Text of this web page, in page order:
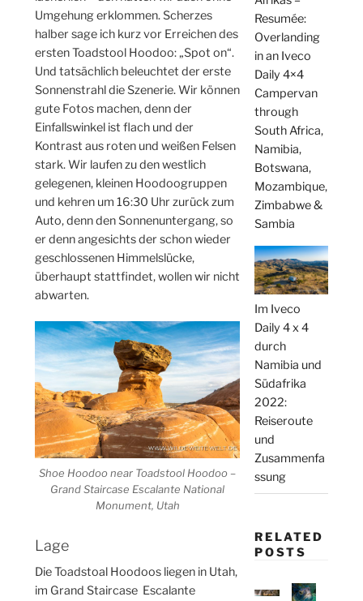
Umgehung erklommen. Scherzes
halber sage ich kurz vor Erreichen des
ersten Toadstool Hoodoo: „Spot on“.
Und tatsächlich beleuchtet der erste
Sonnenstrahl die Szenerie. Wir können
gute Fotos machen, denn der
Einfallswinkel ist flach und der
Kontrast aus roten und weißen Felsen
stark. Wir laufen zu den westlich
gelegenen, kleinen Hoodoogruppen
und kehren um 16:30 Uhr zurück zum
Auto, denn den Sonnenuntergang, so
er denn angesichts der schon wieder
geschlossenen Himmelslücke,
überhaupt stattfindet, wollen wir nicht
abwarten.
Shoe Hoodoo near Toadstool Hoodoo –
Grand Staircase Escalante National
Monument, Utah
Lage
Die Toadstoal Hoodoos liegen in Utah,
im Grand Staircase Escalante
Resumée:
Overlanding
in an Iveco
Daily 4×4
Campervan
through
South Africa,
Namibia,
Botswana,
Mozambique,
Zimbabwe &
Sambia
Im Iveco
Daily 4 x 4
durch
Namibia und
Südafrika
2022:
Reiseroute
und
Zusammenfa
ssung
RELATED
POSTS